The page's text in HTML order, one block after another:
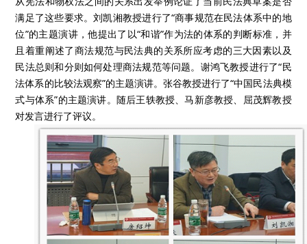
满足了这些要求。刘凯湘教授进行了“商事规范在民法体系中的地
位”的主题演讲，他提出了以“和谐”作为法的体系的判断标准，并
且着重阐述了商法规范与民法典的关系所应考虑的三大因素以及
民法总则和分则如何处理商法规范等问题。谢鸿飞教授进行了“民
法体系的比较法观察”的主题演讲。张谷教授进行了“中国民法典模
式与体系”的主题演讲。随后王轶教授、马新彦教授、屈茂辉教授
对发言进行了评议。